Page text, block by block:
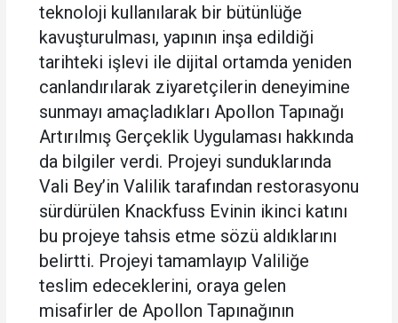
teknoloji kullanılarak bir bütünlüğe
kavuşturulması, yapının inşa edildiği
tarihteki işlevi ile dijital ortamda yeniden
canlandırılarak ziyaretçilerin deneyimine
sunmayı amaçladıkları Apollon Tapınağı
Artırılmış Gerçeklik Uygulaması hakkında
da bilgiler verdi. Projeyi sunduklarında
Vali Bey’in Valilik tarafından restorasyonu
sürdürülen Knackfuss Evinin ikinci katını
bu projeye tahsis etme sözü aldıklarını
belirtti. Projeyi tamamlayıp Valiliğe
teslim edeceklerini, oraya gelen
misafirler de Apollon Tapınağının